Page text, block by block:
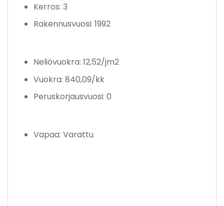
Kerros: 3
Rakennusvuosi: 1992
Neliövuokra: 12,52/jm2
Vuokra: 840,09/kk
Peruskorjausvuosi: 0
Vapaa: Varattu